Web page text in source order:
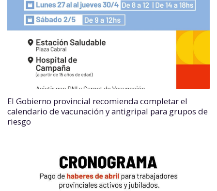
El Gobierno provincial recomienda completar el
calendario de vacunación y antigripal para grupos de
riesgo